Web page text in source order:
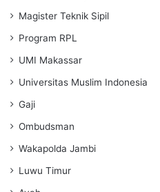
Magister Teknik Sipil
Program RPL
UMI Makassar
Universitas Muslim Indonesia
Gaji
Ombudsman
Wakapolda Jambi
Luwu Timur